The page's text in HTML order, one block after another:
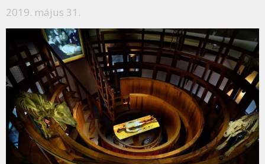
2019. május 31.